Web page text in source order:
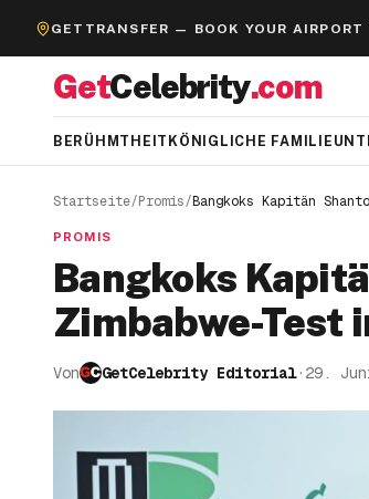
GETTRANSFER — BOOK YOUR
GetCelebrity.com
BERÜHMTHEIT KÖNIGLICHE FAMILIE
Startseite/Promis/Bangkoks Kapitän
PROMIS
Bangkoks
Zimbabwe-Test
Von GetCelebrity Editorial· 29.